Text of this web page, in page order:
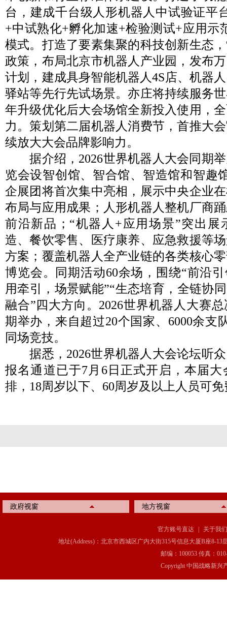
台，建成千台级人形机器人中试验证平
+中试熟化+孵化加速+检验测试+应用示
模式。打造了要素集聚的科技创新生态
政策，布局北京市机器人产业园，发布
计划，建成具身智能机器人4S店、机器
驿站等先行先试场景。亦庄将持续服务
年升级优化后大会场馆全新投入使用，
力。策划第二届机器人消费节，首推大
续放大大会品牌影响力。
据介绍，2026世界机器人大会同期举
览会设智创馆、智合馆、智造馆和智趣
企展团将首次集中亮相，展示中央企业
布局与应用成果；人形机器人整机厂商
前沿新品；“机器人+应用场景”突出展
造、餐饮零售、医疗康养、应急救援等
方案；覆盖机器人全产业链的各类核心
博览会。同期活动60余场，围绕“前沿
用牵引，场景赋能”“生态培育，全链协
融合”四大方向。2026世界机器人大赛
期举办，来自超过20个国家、6000余支
同场竞技。
据悉，2026世界机器人大会论坛听众
报名通道已于7月6日正式开启，本届
排，18周岁以下、60周岁及以上人员可
政府视窗 地方视窗
官方账号直达
关于我们
地址(Address)：北京市西城区广内大街315号信息大厦B座8-13
邮编：100053 传真：
Copyright 中国战略新兴